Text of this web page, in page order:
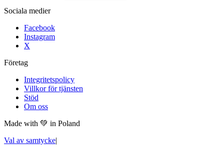
Sociala medier
Facebook
Instagram
X
Företag
Integritetspolicy
Villkor för tjänsten
Stöd
Om oss
Made with 💚 in Poland
Val av samtycke|